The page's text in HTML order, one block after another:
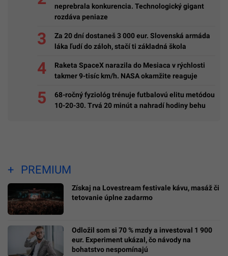
neprebrala konkurencia. Technologický gigant
rozdáva peniaze
Za 20 dní dostaneš 3 000 eur. Slovenská armáda
láka ľudí do záloh, stačí ti základná škola
Raketa SpaceX narazila do Mesiaca v rýchlosti
takmer 9-tisíc km/h. NASA okamžite reaguje
68-ročný fyziológ trénuje futbalovú elitu metódou
10-20-30. Trvá 20 minút a nahradí hodiny behu
PREMIUM
Získaj na Lovestream festivale kávu, masáž či
tetovanie úplne zadarmo
Odložil som si 70 % mzdy a investoval 1 900
eur. Experiment ukázal, čo návody na
bohatstvo nespomínajú